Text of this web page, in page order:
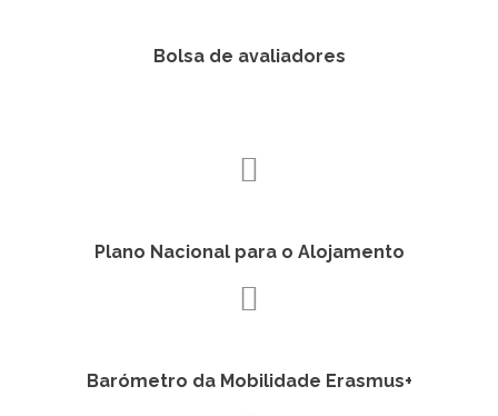
Bolsa de avaliadores
Plano Nacional para o Alojamento
Barómetro da Mobilidade Erasmus+